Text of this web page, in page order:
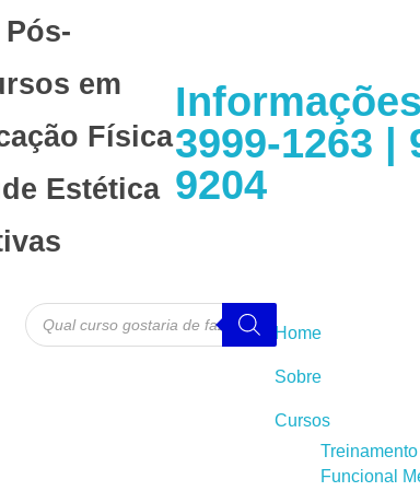
em
Física
Estética
3999-1263 |
9204
Home
Sobre
Cursos
Treinamento
Funcional